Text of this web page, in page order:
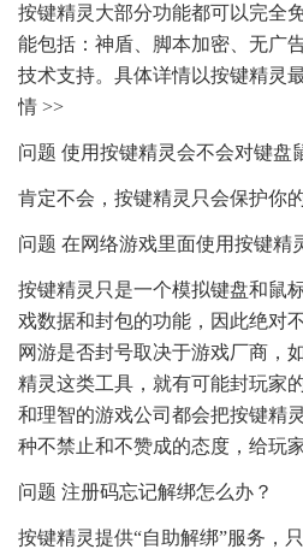
按键精灵大部分功能都可以完全
能包括：神盾、脚本加密、无广
技术支持。具体详情以按键精灵
情 >>
问题 使用按键精灵会不会对键盘
肯定不会，按键精灵只会保护你
问题 在网络游戏里面使用按键精
按键精灵只是一个模拟键盘和鼠
戏数据和封包的功能，因此绝对
网游是否封号取决于游戏厂商，
精灵这类工具，就有可能封玩家
和理智的游戏公司都会把按键精
种不禁止和不赞成的态度，给玩
问题 注册码忘记解绑怎么办？
按键精灵提供“自助解绑”服务，